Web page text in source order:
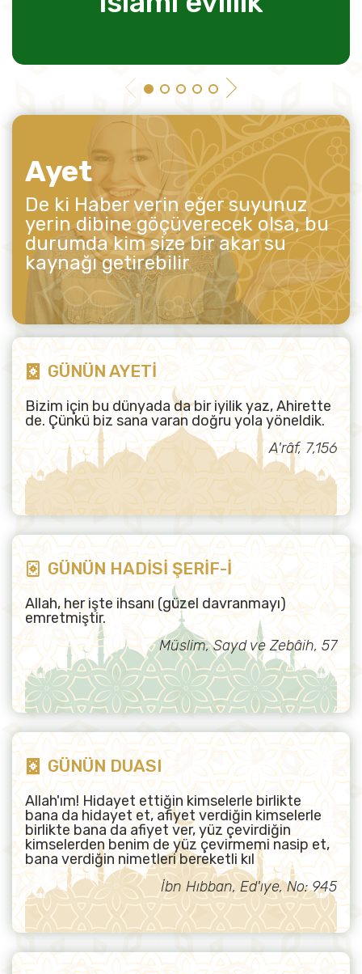
Ayet
De ki Haber verin eğer suyunuz
yerin dibine göçüverecek olsa, bu
durumda kim size bir akar su
kaynağı getirebilir
GÜNÜN AYETİ
Bizim için bu dünyada da bir iyilik yaz, Ahirette
de. Çünkü biz sana varan doğru yola yöneldik.
A'râf, 7,156
GÜNÜN HADİSİ ŞERİF-İ
Allah, her işte ihsanı (güzel davranmayı)
emretmiştir.
Müslim, Sayd ve Zebâih, 57
GÜNÜN DUASI
Allah'ım! Hidayet ettiğin kimselerle birlikte
bana da hidayet et, afiyet verdiğin kimselerle
birlikte bana da afiyet ver, yüz çevirdiğin
kimselerden benim de yüz çevirmemi nasip et,
bana verdiğin nimetleri bereketli kıl
İbn Hıbban, Ed'ıye, No: 945